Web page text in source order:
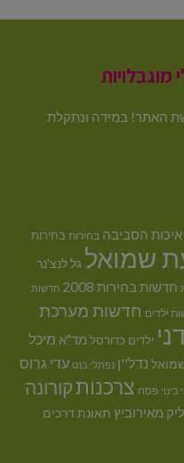
האתר! במידה ונתקלת
איכות הסביבה בחירות בחירות
שמואל גל לנצ'נר
חדשות בחירות 2008 חדשות
ילדים חדשות מערכת
ילדים כדורסל מד"א מיכל
נדל''ן נפתלי בנט עדי גרוס
בינוי פסח צרכנותקורונה
מאירוביץ תאונת דרכים